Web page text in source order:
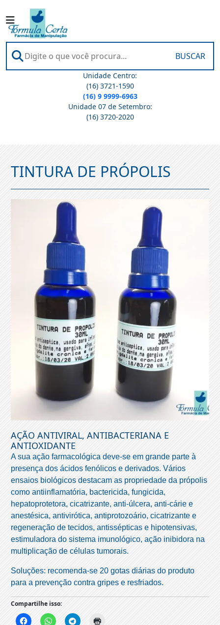
BUSCAR
Unidade Centro:
(16) 3721-1590
(16) 9 9999-6963
Unidade 07 de Setembro:
(16) 3720-2020
TINTURA DE PRÓPOLIS
AÇÃO ANTIVIRAL, ANTIBACTERIANA E
ANTIOXIDANTE
A sua ação farmacológica deve-se em grande parte à
presença dos ácidos fenólicos e derivados. Vários
ensaios biológicos destacam as propriedade da própolis
como antiinflamatória, bactericida, fungicida,
hepatoprotetora, cicatrizante, anti-úlcera, anti-cárie e
anestésica, antivirótica, antiprotozoário, cicatrizante e
regeneração de tecidos, antissépticas e hipotensivas,
estimuladora do sistema imunológico, ação inibidora na
multiplicação de células tumorais.
Soluções: recomenda-se 20 gotas diárias do produto
para a prevenção contra gripes e resfriados.
Compartilhe isso: